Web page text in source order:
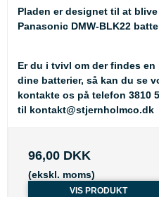
Pladen er designet til at
Panasonic DMW-BLK22
Er du i tvivl om der findes
dine batterier, så kan du se
kontakte os på telefon 3810
til kontakt@stjernholmco.dk
96,00 DKK
(ekskl. moms)
VIS PRODUKT